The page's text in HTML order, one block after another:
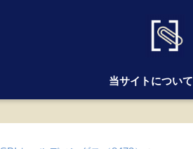
当サイトについて